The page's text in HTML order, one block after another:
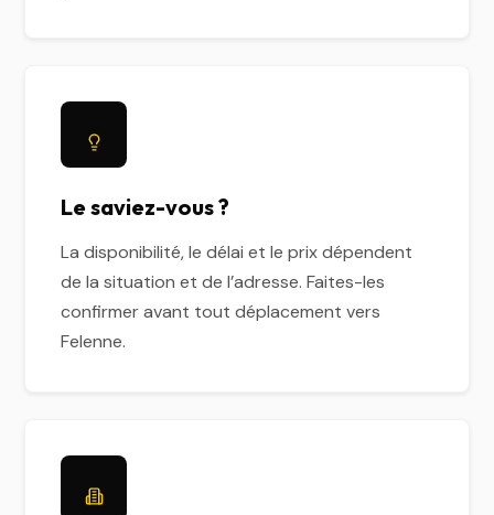
Le saviez-vous ?
La disponibilité, le délai et le prix dépendent
de la situation et de l’adresse. Faites-les
confirmer avant tout déplacement vers
Felenne.